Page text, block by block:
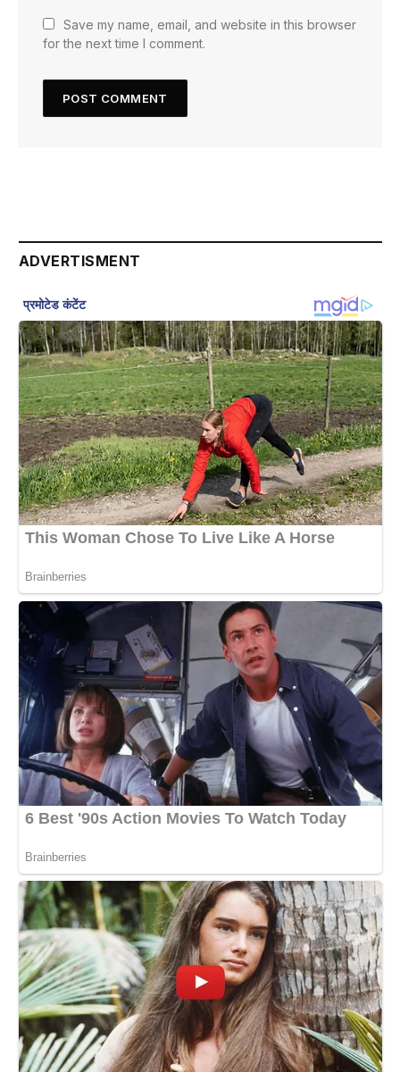
Save my name, email, and website in this browser
for the next time I comment.
ADVERTISMENT